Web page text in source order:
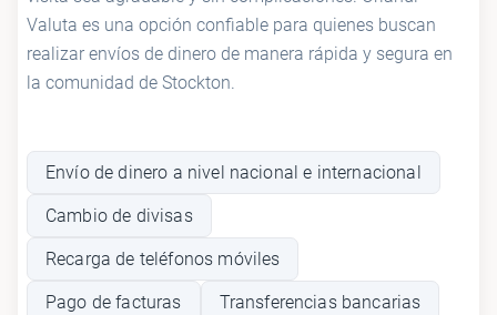
Valuta es una opción confiable para quienes buscan
realizar envíos de dinero de manera rápida y segura en
la comunidad de Stockton.
Envío de dinero a nivel nacional e internacional
Cambio de divisas
Recarga de teléfonos móviles
Pago de facturas Transferencias bancarias